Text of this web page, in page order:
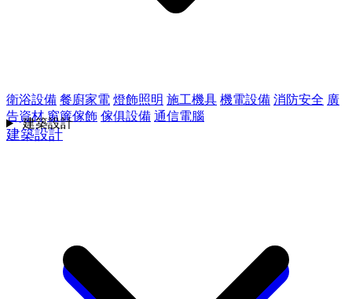
衛浴設備 餐廚家電 燈飾照明 施工機具 機電設備 消防安全 廣
告資材 窗簾傢飾 傢俱設備 通信電腦
建築設計
建築設計